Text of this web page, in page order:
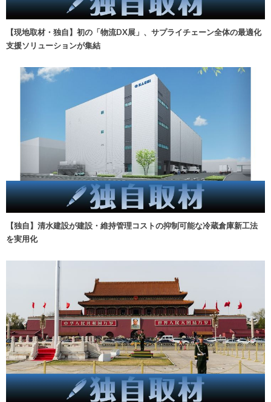
【現地取材・独自】初の「物流DX展」、サプライチェーン全体の最適化
支援ソリューションが集結
【独自】清水建設が建設・維持管理コストの抑制可能な冷蔵倉庫新工法
を実用化